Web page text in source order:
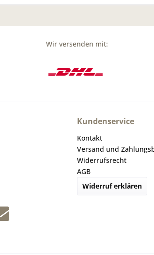
Wir versenden mit:
Kundenservice
Kontakt
Versand und
Widerrufsrecht
AGB
Widerruf erklären